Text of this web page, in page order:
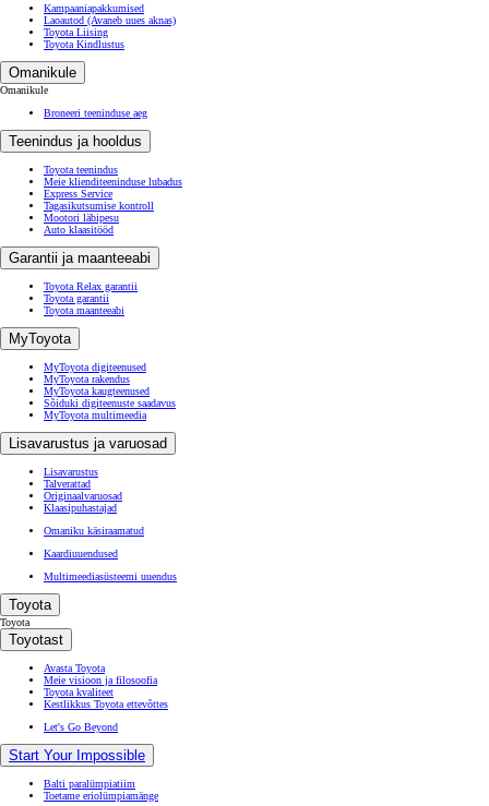
Kampaaniapakkumised
Laoautod (Avaneb uues aknas)
Toyota Liising
Toyota Kindlustus
Omanikule
Omanikule
Broneeri teeninduse aeg
Teenindus ja hooldus
Toyota teenindus
Meie klienditeeninduse lubadus
Express Service
Tagasikutsumise kontroll
Mootori läbipesu
Auto klaasitööd
Garantii ja maanteeabi
Toyota Relax garantii
Toyota garantii
Toyota maanteeabi
MyToyota
MyToyota digiteenused
MyToyota rakendus
MyToyota kaugteenused
Sõiduki digiteenuste saadavus
MyToyota multimeedia
Lisavarustus ja varuosad
Lisavarustus
Talverattad
Originaalvaruosad
Klaasipuhastajad
Omaniku käsiraamatud
Kaardiuuendused
Multimeediasüsteemi uuendus
Toyota
Toyota
Toyotast
Avasta Toyota
Meie visioon ja filosoofia
Toyota kvaliteet
Kestlikkus Toyota ettevõttes
Let's Go Beyond
Start Your Impossible
Balti paralümpiatiim
Toetame eriolümpiamänge